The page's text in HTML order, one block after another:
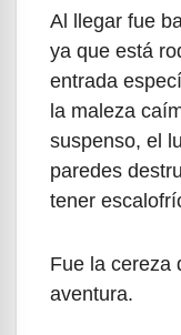
Al llegar fue
ya que está
entrada
la maleza
suspenso, el
paredes
tener
Fue la cereza
aventura.